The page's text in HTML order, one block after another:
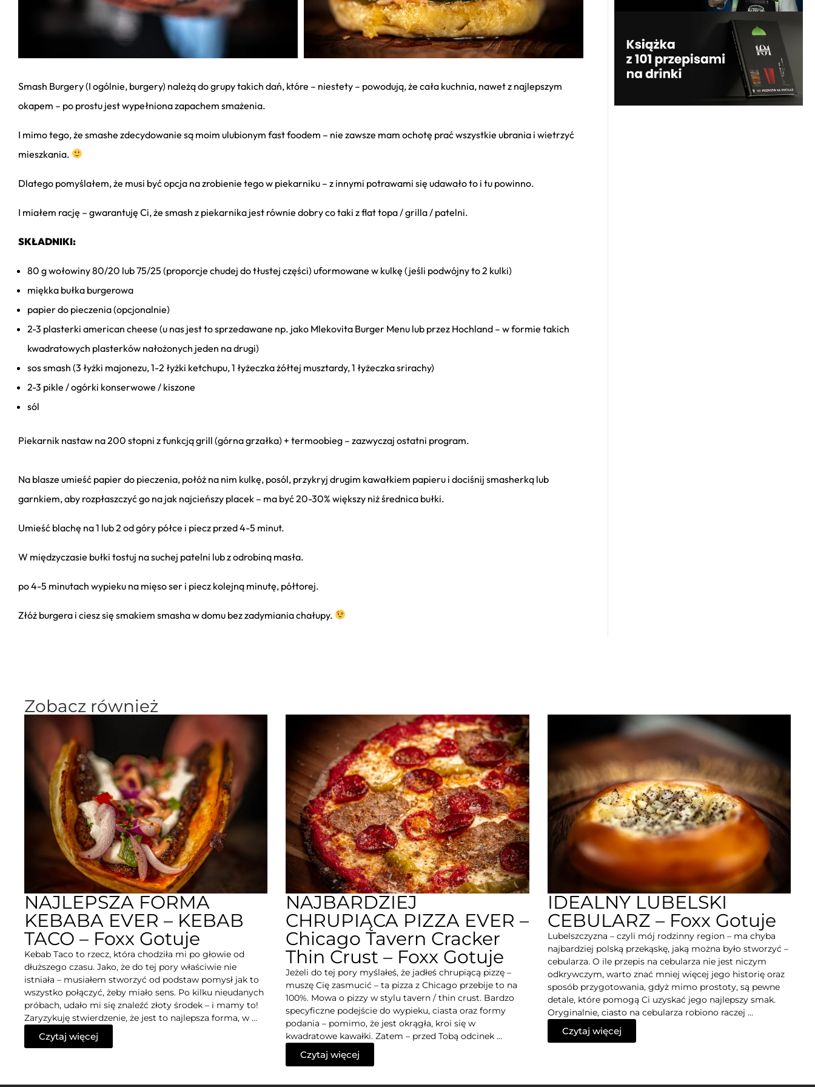
Smash Burgery (I ogólnie, burgery) należą do grupy takich dań, które – niestety – powodują, że cała kuchnia, nawet z najlepszym
okapem – po prostu jest wypełniona zapachem smażenia.
I mimo tego, że smashe zdecydowanie są moim ulubionym fast foodem – nie zawsze mam ochotę prać wszystkie ubrania i wietrzyć
mieszkania.
Dlatego pomyślałem, że musi być opcja na zrobienie tego w piekarniku – z innymi potrawami się udawało to i tu powinno.
I miałem rację – gwarantuję Ci, że smash z piekarnika jest równie dobry co taki z flat topa / grilla / patelni.
SKŁADNIKI:
80 g wołowiny 80/20 lub 75/25 (proporcje chudej do tłustej części) uformowane w kulkę (jeśli podwójny to 2 kulki)
miękka bułka burgerowa
papier do pieczenia (opcjonalnie)
2-3 plasterki american cheese (u nas jest to sprzedawane np. jako Mlekovita Burger Menu lub przez Hochland – w formie takich
kwadratowych plasterków nałożonych jeden na drugi)
sos smash (3 łyżki majonezu, 1-2 łyżki ketchupu, 1 łyżeczka żółtej musztardy, 1 łyżeczka srirachy)
2-3 pikle / ogórki konserwowe / kiszone
sól
Piekarnik nastaw na 200 stopni z funkcją grill (górna grzałka) + termoobieg – zazwyczaj ostatni program.
Na blasze umieść papier do pieczenia, połóż na nim kulkę, posól, przykryj drugim kawałkiem papieru i dociśnij smasherką lub
garnkiem, aby rozpłaszczyć go na jak najcieńszy placek – ma być 20-30% większy niż średnica bułki.
Umieść blachę na 1 lub 2 od góry półce i piecz przed 4-5 minut.
W międzyczasie bułki tostuj na suchej patelni lub z odrobiną masła.
po 4-5 minutach wypieku na mięso ser i piecz kolejną minutę, półtorej.
Złóż burgera i ciesz się smakiem smasha w domu bez zadymiania chałupy.
Zobacz również
NAJLEPSZA FORMA
KEBABA EVER – KEBAB
TACO – Foxx Gotuje
Kebab Taco to rzecz, która chodziła mi po głowie od
dłuższego czasu. Jako, że do tej pory właściwie nie
istniała – musiałem stworzyć od podstaw pomysł jak to
wszystko połączyć, żeby miało sens. Po kilku nieudanych
próbach, udało mi się znaleźć złoty środek – i mamy to!
Zaryzykuję stwierdzenie, że jest to najlepsza forma, w …
Czytaj więcej
NAJBARDZIEJ
CHRUPIĄCA PIZZA EVER –
Chicago Tavern Cracker
Thin Crust – Foxx Gotuje
Jeżeli do tej pory myślałeś, że jadłeś chrupiącą pizzę –
muszę Cię zasmucić – ta pizza z Chicago przebije to na
100%. Mowa o pizzy w stylu tavern / thin crust. Bardzo
specyficzne podejście do wypieku, ciasta oraz formy
podania – pomimo, że jest okrągła, kroi się w
kwadratowe kawałki. Zatem – przed Tobą odcinek …
Czytaj więcej
IDEALNY LUBELSKI
CEBULARZ – Foxx Gotuje
Lubelszczyzna – czyli mój rodzinny region – ma chyba
najbardziej polską przekąskę, jaką można było stworzyć –
cebularza. O ile przepis na cebularza nie jest niczym
odkrywczym, warto znać mniej więcej jego historię oraz
sposób przygotowania, gdyż mimo prostoty, są pewne
detale, które pomogą Ci uzyskać jego najlepszy smak.
Oryginalnie, ciasto na cebularza robiono raczej …
Czytaj więcej